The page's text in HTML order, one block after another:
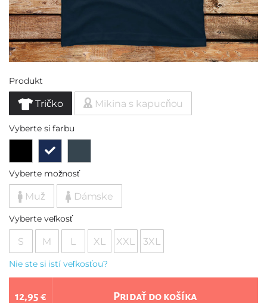
Produkt
Tričko Mikina s kapucňou
Vyberte si farbu
Vyberte možnosť
Muž Dámske
Vyberte veľkosť
S M L XL XXL 3XL
Nie ste si istí veľkosťou?
12,95 € Pridať do košíka